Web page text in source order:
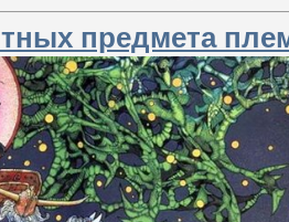
предмета